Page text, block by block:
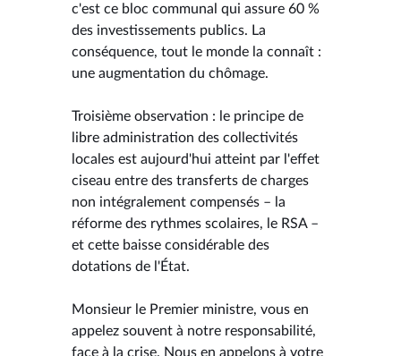
c'est ce bloc communal qui assure 60 %
des investissements publics. La
conséquence, tout le monde la connaît :
une augmentation du chômage.
Troisième observation : le principe de
libre administration des collectivités
locales est aujourd'hui atteint par l'effet
ciseau entre des transferts de charges
non intégralement compensés – la
réforme des rythmes scolaires, le RSA –
et cette baisse considérable des
dotations de l'État.
Monsieur le Premier ministre, vous en
appelez souvent à notre responsabilité,
face à la crise. Nous en appelons à votre